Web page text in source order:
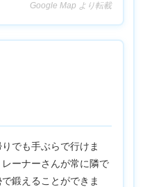
Google Map より転載
でも手ぶらで行けま
ーナーさんが常に隣で
鍛えることができま